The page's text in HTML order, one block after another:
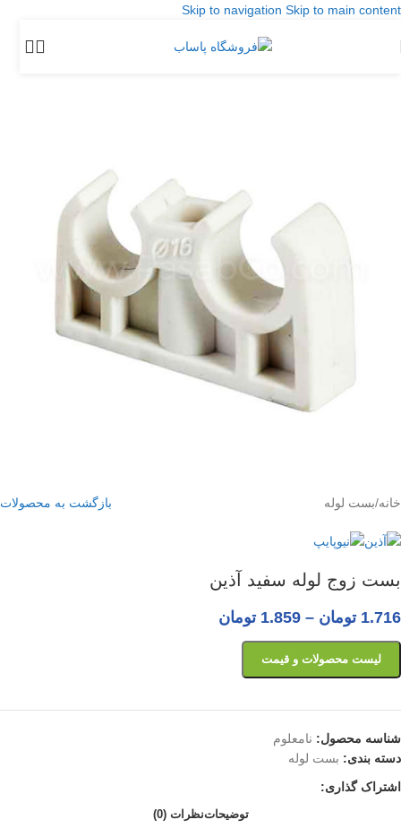
Skip to navigation Skip to main content
خانه/بست لوله بازگشت به محصولات
بست زوج لوله سفید آذین
1.716 تومان –
1.859 تومان
لیست محصولات و قیمت
شناسه محصول: نامعلوم
دسته بندی: بست لوله
اشتراک گذاری:
توضیحاتنظرات (0)